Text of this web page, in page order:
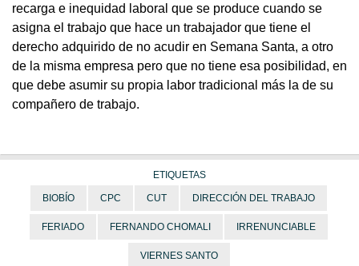
recarga e inequidad laboral que se produce cuando se
asigna el trabajo que hace un trabajador que tiene el
derecho adquirido de no acudir en Semana Santa, a otro
de la misma empresa pero que no tiene esa posibilidad, en
que debe asumir su propia labor tradicional más la de su
compañero de trabajo.
ETIQUETAS
BIOBÍO CPC CUT DIRECCIÓN DEL TRABAJO
FERIADO FERNANDO CHOMALI IRRENUNCIABLE
VIERNES SANTO